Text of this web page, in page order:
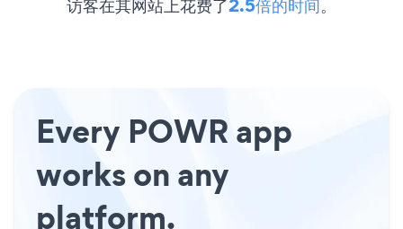
访客在其网站上花费了2.5倍的时间。
Every POWR app
works on any
platform.